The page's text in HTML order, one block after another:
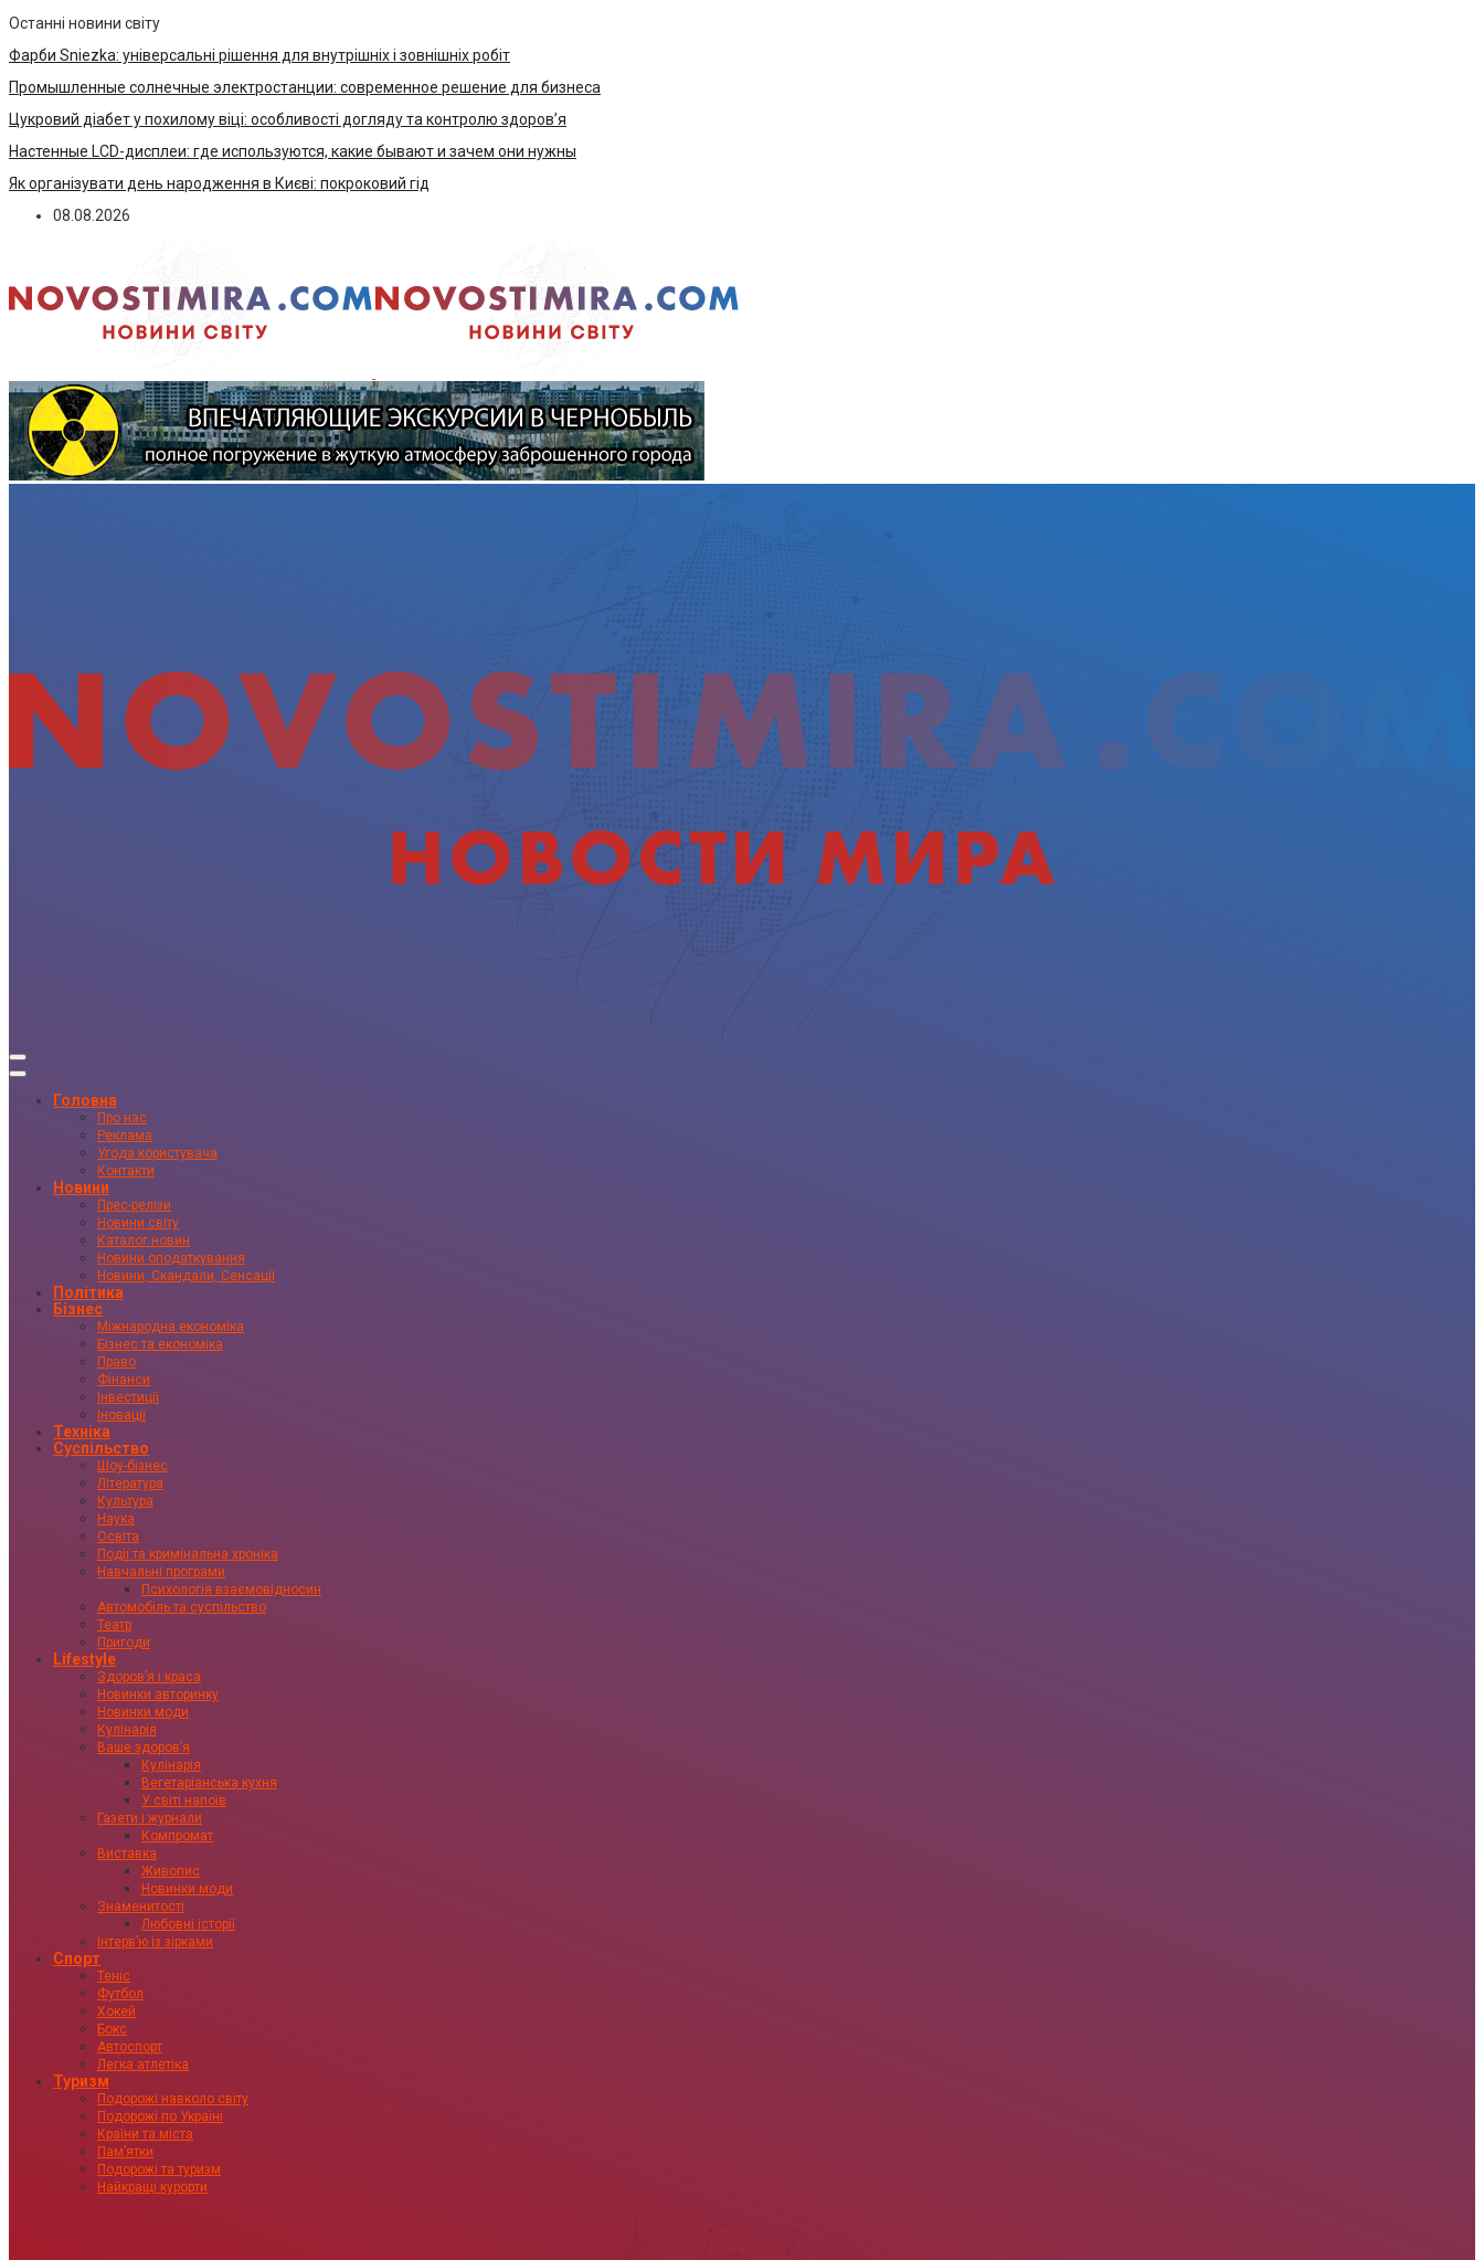
Останні новини світу
Фарби Sniezka: універсальні рішення для внутрішніх і зовнішніх робіт
Промышленные солнечные электростанции: современное решение для бизнеса
Цукровий діабет у похилому віці: особливості догляду та контролю здоров’я
Настенные LCD-дисплеи: где используются, какие бывают и зачем они нужны
Як організувати день народження в Києві: покроковий гід
08.08.2026
Головна
Про нас
Реклама
Угода користувача
Контакти
Новини
Прес-релізи
Новини світу
Каталог новин
Новини оподаткування
Новини, Скандали, Сенсації
Політика
Бізнес
Міжнародна економіка
Бізнес та економіка
Право
Фінанси
Інвестиції
Іновації
Техніка
Суспільство
Шоу-бізнес
Література
Культура
Наука
Освіта
Події та кримінальна хроніка
Навчальні програми
Психологія взаємовідносин
Автомобіль та суспільство
Театр
Пригоди
Lifestyle
Здоровʼя і краса
Новинки авторинку
Новинки моди
Кулінарія
Ваше здоровʼя
Кулінарія
Вегетаріанська кухня
У світі напоїв
Газети і журнали
Компромат
Виставка
Живопис
Новинки моди
Знаменитості
Любовні історії
Інтервʼю із зірками
Спорт
Теніс
Футбол
Хокей
Бокс
Автоспорт
Легка атлетіка
Туризм
Подорожі навколо світу
Подорожі по Україні
Країни та міста
Пам’ятки
Подорожі та туризм
Найкращі курорти